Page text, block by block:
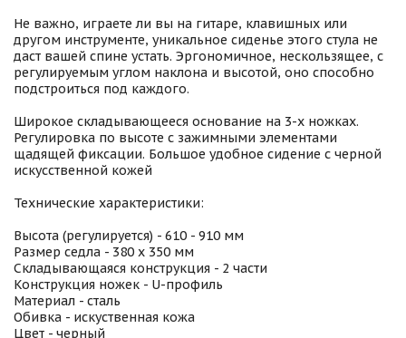
Не важно, играете ли вы на гитаре, клавишных или
другом инструменте, уникальное сиденье этого стула не
даст вашей спине устать. Эргономичное, нескользящее, с
регулируемым углом наклона и высотой, оно способно
подстроиться под каждого.
Широкое cкладывающееся основание на 3-х ножках.
Регулировка по высоте с зажимными элементами
щадящей фиксации. Большое удобное сидение с черной
искусственной кожей
Технические характеристики:
Высота (регулируется) - 610 - 910 мм
Размер седла - 380 х 350 мм
Складывающаяся конструкция - 2 части
Конструкция ножек - U-профиль
Материал - сталь
Обивка - искуственная кожа
Цвет - черный